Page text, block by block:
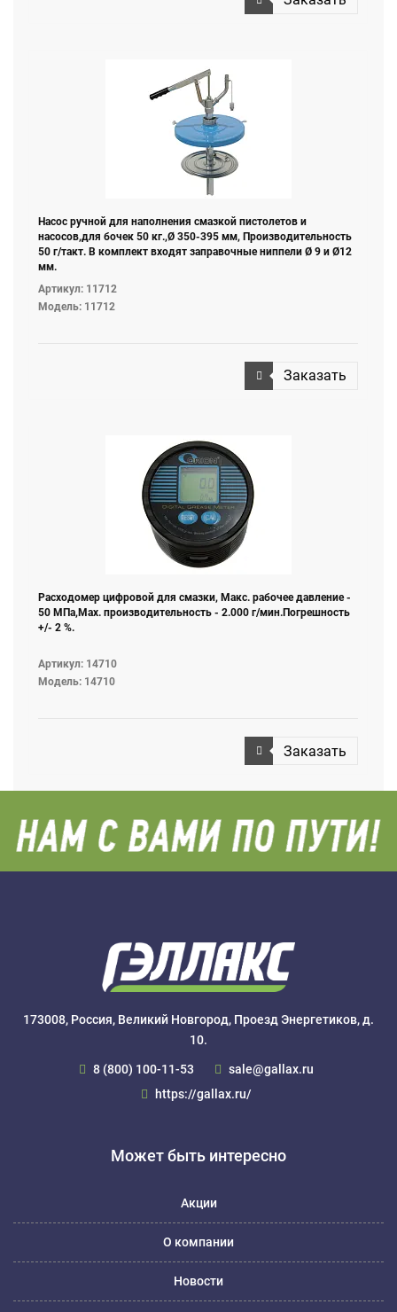
Насос ручной для наполнения смазкой пистолетов и
насосов,для бочек 50 кг.,Ø 350-395 мм, Производительность
50 г/такт. В комплект входят заправочные ниппели Ø 9 и Ø12
мм.
Артикул: 11712
Модель: 11712
Заказать
Расходомер цифровой для смазки, Макс. рабочее давление -
50 МПа,Мах. производительность - 2.000 г/мин.Погрешность
+/- 2 %.
Артикул: 14710
Модель: 14710
Заказать
173008, Россия, Великий Новгород, Проезд Энергетиков, д.
10.
8 (800) 100-11-53
sale@gallax.ru
https://gallax.ru/
Может быть интересно
Акции
О компании
Новости